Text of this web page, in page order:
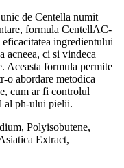
de Centella numit
formula CentellAC-
ingredientului
acneea, ci si vindeca
Aceasta formula permite
o abordare metodica
cum ar fi controlul
al ph-ului pielii.
Polyisobutene,
Extract,